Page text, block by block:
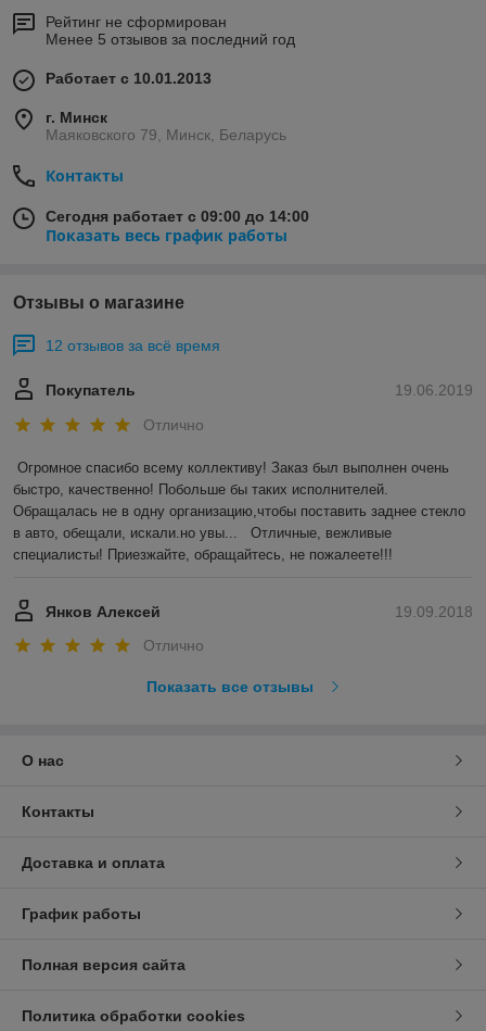
Рейтинг не сформирован
Менее 5 отзывов за последний год
Работает с 10.01.2013
г. Минск
Маяковского 79, Минск, Беларусь
Контакты
Сегодня работает с 09:00 до 14:00
Показать весь график работы
Отзывы о магазине
12 отзывов за всё время
19.06.2019
Покупатель
Отлично
Огромное спасибо всему коллективу! Заказ был выполнен очень
быстро, качественно! Побольше бы таких исполнителей.
Обращалась не в одну организацию,чтобы поставить заднее стекло
в авто, обещали, искали.но увы...   Отличные, вежливые
специалисты! Приезжайте, обращайтесь, не пожалеете!!!
19.09.2018
Янков Алексей
Отлично
Показать все отзывы
О нас
Контакты
Доставка и оплата
График работы
Полная версия сайта
Политика обработки cookies